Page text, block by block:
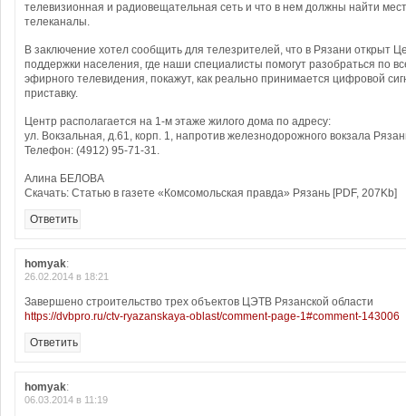
телевизионная и радиовещательная сеть и что в нем должны найти
телеканалы.
В заключение хотел сообщить для телезрителей, что в Рязани открыт
поддержки населения, где наши специалисты помогут разобраться по
эфирного телевидения, покажут, как реально принимается цифровой
приставку.
Центр располагается на 1-м этаже жилого дома по адресу:
ул. Вокзальная, д.61, корп. 1, напротив железнодорожного вокзала
Телефон: (4912) 95-71-31.
Алина БЕЛОВА
Скачать: Статью в газете «Комсомольская правда» Рязань [PDF, 207Kb]
Ответить
homyak:
26.02.2014 в 18:21
Завершено строительство трех объектов ЦЭТВ Рязанской области
https://dvbpro.ru/ctv-ryazanskaya-oblast/comment-page-1#comment-143006
Ответить
homyak:
06.03.2014 в 11:19